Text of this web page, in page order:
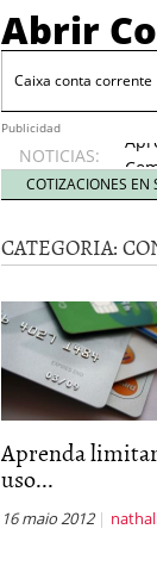
Abrir
Caixa conta corrente
Publicidad
NOTICIAS:
COTIZACIONES EN
CATEGORIA:
Aprenda
uso...
16 maio 2012